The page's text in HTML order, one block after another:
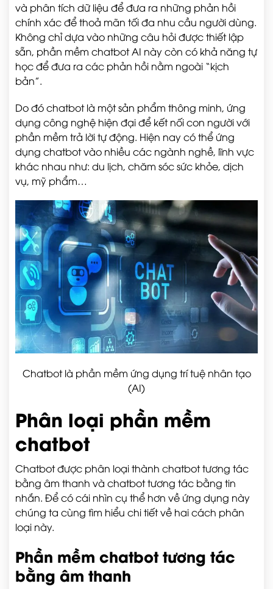
và phân tích dữ liệu để đưa ra những phản hồi
chính xác để thoả mãn tối đa nhu cầu người dùng.
Không chỉ dựa vào những câu hỏi được thiết lập
sẵn, phần mềm chatbot AI này còn có khả năng tự
học để đưa ra các phản hồi nằm ngoài “kịch
bản”.
Do đó chatbot là một sản phẩm thông minh, ứng
dụng công nghệ hiện đại để kết nối con người với
phần mềm trả lời tự động. Hiện nay có thể ứng
dụng chatbot vào nhiều các ngành nghề, lĩnh vực
khác nhau như: du lịch, chăm sóc sức khỏe, dịch
vụ, mỹ phẩm…
Chatbot là phần mềm ứng dụng trí tuệ nhân tạo
(AI)
Phân loại phần mềm
chatbot
Chatbot được phân loại thành chatbot tương tác
bằng âm thanh và chatbot tương tác bằng tin
nhắn. Để có cái nhìn cụ thể hơn về ứng dụng này
chúng ta cùng tìm hiểu chi tiết về hai cách phân
loại này.
Phần mềm chatbot tương tác
bằng âm thanh